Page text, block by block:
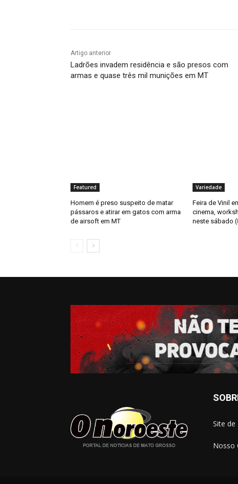
Artigo anterior
Ladrões invadem residência e são presos com
armas e quase três mil munições em MT
Featured
Homem é preso suspeito de matar
pássaros e atirar em gatos com arma
de airsoft em MT
Variedade
Feira de Vinil
cinema,
neste sábado
Site
Nosso